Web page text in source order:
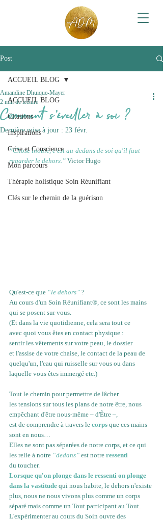
Post
ACCUEIL BLOG
Citations
Inspirations
Crise et Conscience
Mon parcours
Thérapie holistique Soin Réunifiant
Clés sur le chemin de la guérison
ACCUEIL BLOG
Comment s'éveiller à soi ?
Amandine Dhuique-Mayer
2 min de lecture
Dernière mise à jour : 23 févr.
“Chose inouïe, c'est au-dedans de soi qu'il faut
regarder le dehors.” Victor Hugo
Qu'est-ce que “le dehors” ?
Au cours d'un Soin Réunifiant®, ce sont les mains
qui se posent sur vous.
(Et dans la vie quotidienne, cela sera tout ce
avec quoi vous êtes en contact physique :
sentir les vêtements sur votre peau, le dossier
et l'assise de votre chaise, le contact de la peau de
quelqu'un, l'eau qui ruisselle sur vous ou dans
laquelle vous êtes immergé etc.)
Tout le chemin pour permettre de lâcher
les tensions sur tous les plans de notre être, nous
empêchant d'être nous-même – d'Être –,
est de comprendre à travers le corps que ces mains
sont en nous…
Elles ne sont pas séparées de notre corps, et ce qui
les relie à notre “dedans” est notre ressenti
du toucher.
Lorsque qu'on plonge dans le ressenti on plonge
dans la vastitude qui nous habite, le dehors n'existe
plus, nous ne nous vivons plus comme un corps
séparé mais comme un Tout participant au Tout.
L'expérimenter au cours du Soin ouvre des